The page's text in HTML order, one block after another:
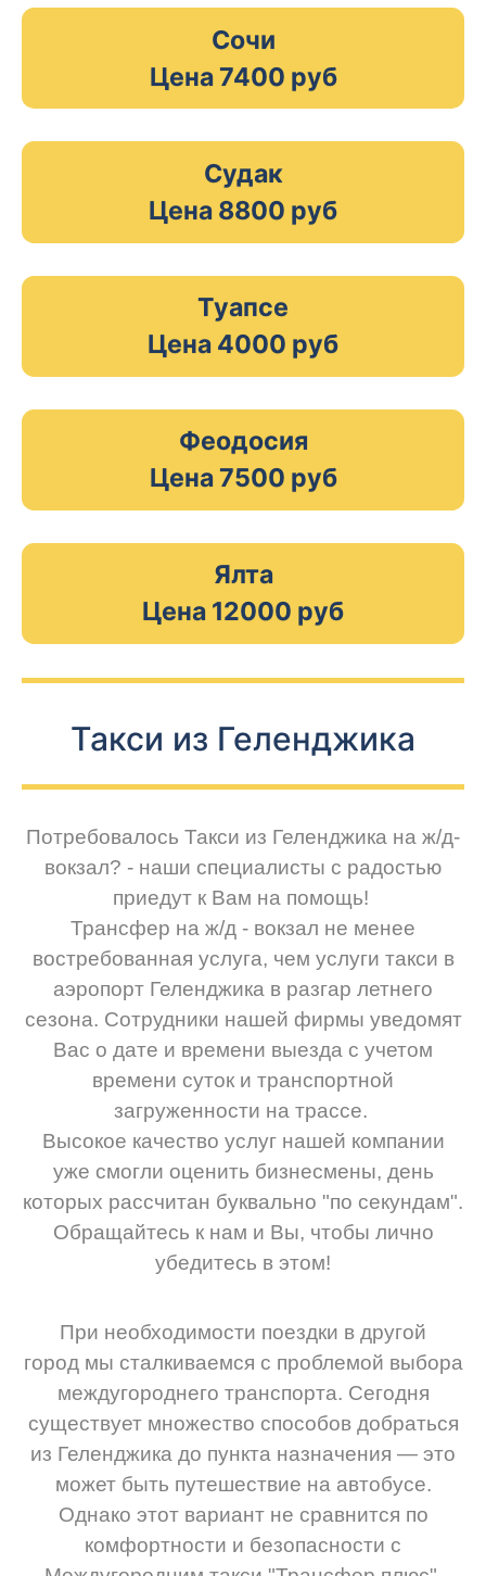
Сочи
Цена 7400 руб
Судак
Цена 8800 руб
Туапсе
Цена 4000 руб
Феодосия
Цена 7500 руб
Ялта
Цена 12000 руб
Такси из Геленджика
Потребовалось Такси из Геленджика на ж/д-
вокзал? - наши специалисты с радостью
приедут к Вам на помощь!
Трансфер на ж/д - вокзал не менее
востребованная услуга, чем услуги такси в
аэропорт Геленджика в разгар летнего
сезона. Сотрудники нашей фирмы уведомят
Вас о дате и времени выезда с учетом
времени суток и транспортной
загруженности на трассе.
Высокое качество услуг нашей компании
уже смогли оценить бизнесмены, день
которых рассчитан буквально "по секундам".
Обращайтесь к нам и Вы, чтобы лично
убедитесь в этом!
При необходимости поездки в другой
город мы сталкиваемся с проблемой выбора
междугороднего транспорта. Сегодня
существует множество способов добраться
из Геленджика до пункта назначения — это
может быть путешествие на автобусе.
Однако этот вариант не сравнится по
комфортности и безопасности с